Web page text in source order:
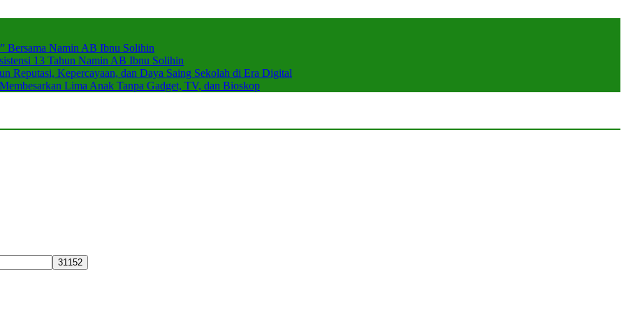
Bersama Namin AB Ibnu Solihin
13 Tahun Namin AB Ibnu Solihin
Reputasi, Kepercayaan, dan Daya Saing Sekolah di Era Digital
Lima Anak Tanpa Gadget, TV, dan Bioskop